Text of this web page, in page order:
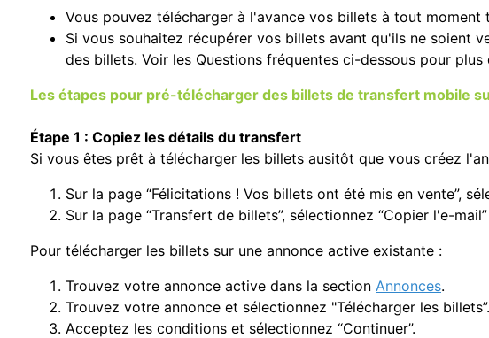
Vous pouvez télécharger à l'avance vos billets à tout
Si vous souhaitez récupérer vos billets avant qu'ils ne soient
des billets. Voir les Questions fréquentes ci-dessous pour plus
Les étapes pour pré-télécharger des billets de transfert mobile
Étape 1 : Copiez les détails du transfert
Si vous êtes prêt à télécharger les billets ausitôt que vous créez
Sur la page “Félicitations ! Vos billets ont été mis en vente”,
Sur la page “Transfert de billets”, sélectionnez “Copier l'e-
Pour télécharger les billets sur une annonce active existante :
Trouvez votre annonce active dans la section Annonces.
Trouvez votre annonce et sélectionnez "Télécharger les billets”.
Acceptez les conditions et sélectionnez “Continuer”.